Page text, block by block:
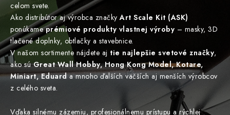
VOUCHERS
PREDÁVANÉ ZNAČKY
O Nás Moja objednávka Kontakty
Preprava a platba
Podmienky a pravidlá
Zásady ochrany osobných údajov
Prevodník modelárskych farieb
Modelársky slovník Art Scale
celom svete.
Ako distribútor aj výrobca značkyArt Scale Kit (ASK)
ponúkameprémiové produkty vlastnej výroby – masky, 3D
tlačené doplnky, obtlačky a stavebnice.
V našom sortimente nájdete aj tie najlepšie svetové značky,
ako súGreat Wall Hobby, Hong Kong Model, Kotare,
Miniart, Eduarda mnoho ďalších väčších aj menších výrobcov
z celého sveta.
Vďaka silnému zázemiu, profesionálnemu prístupu a rýchlej